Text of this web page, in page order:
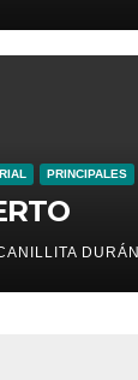
PRINCIPALES
DURÁN